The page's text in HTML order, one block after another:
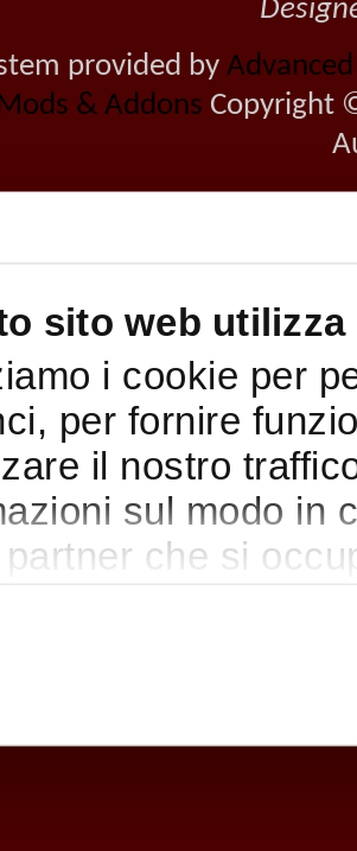
sito web utilizza
i cookie per
per fornire
il nostro
sul modo in
che si
se
provided by
& Addons Copyright